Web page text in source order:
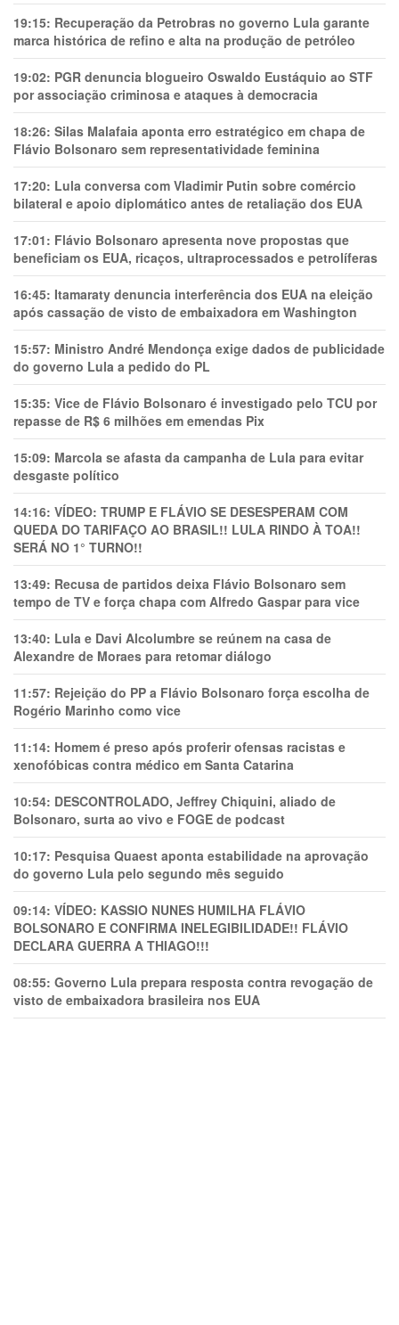
19:15: Recuperação da Petrobras no governo Lula garante
marca histórica de refino e alta na produção de petróleo
19:02: PGR denuncia blogueiro Oswaldo Eustáquio ao STF
por associação criminosa e ataques à democracia
18:26: Silas Malafaia aponta erro estratégico em chapa de
Flávio Bolsonaro sem representatividade feminina
17:20: Lula conversa com Vladimir Putin sobre comércio
bilateral e apoio diplomático antes de retaliação dos EUA
17:01: Flávio Bolsonaro apresenta nove propostas que
beneficiam os EUA, ricaços, ultraprocessados e petrolíferas
16:45: Itamaraty denuncia interferência dos EUA na eleição
após cassação de visto de embaixadora em Washington
15:57: Ministro André Mendonça exige dados de publicidade
do governo Lula a pedido do PL
15:35: Vice de Flávio Bolsonaro é investigado pelo TCU por
repasse de R$ 6 milhões em emendas Pix
15:09: Marcola se afasta da campanha de Lula para evitar
desgaste político
14:16: VÍDEO: TRUMP E FLÁVIO SE DESESPERAM COM
QUEDA DO TARIFAÇO AO BRASIL!! LULA RINDO À TOA!!
SERÁ NO 1° TURNO!!
13:49: Recusa de partidos deixa Flávio Bolsonaro sem
tempo de TV e força chapa com Alfredo Gaspar para vice
13:40: Lula e Davi Alcolumbre se reúnem na casa de
Alexandre de Moraes para retomar diálogo
11:57: Rejeição do PP a Flávio Bolsonaro força escolha de
Rogério Marinho como vice
11:14: Homem é preso após proferir ofensas racistas e
xenofóbicas contra médico em Santa Catarina
10:54: DESCONTROLADO, Jeffrey Chiquini, aliado de
Bolsonaro, surta ao vivo e FOGE de podcast
10:17: Pesquisa Quaest aponta estabilidade na aprovação
do governo Lula pelo segundo mês seguido
09:14: VÍDEO: KASSIO NUNES HUMlLHA FLÁVIO
BOLSONARO E CONFIRMA INELEGIBILIDADE!! FLÁVIO
DECLARA GUERRA A THIAGO!!!
08:55: Governo Lula prepara resposta contra revogação de
visto de embaixadora brasileira nos EUA